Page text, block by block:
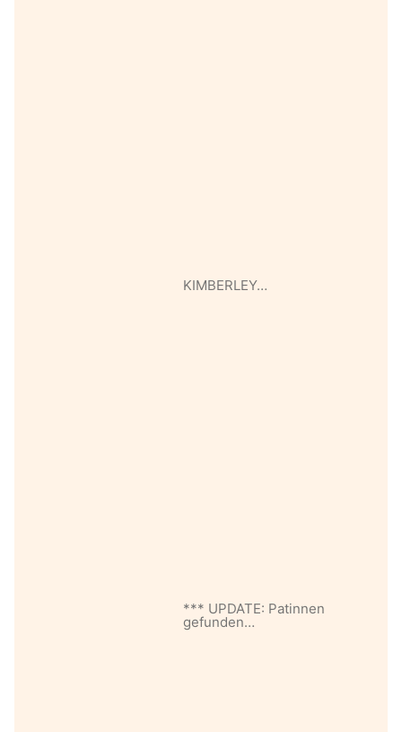
KIMBERLEY…
*** UPDATE: Patinnen
gefunden…